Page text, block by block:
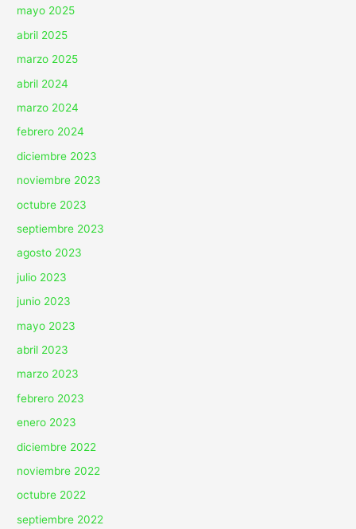
mayo 2025
abril 2025
marzo 2025
abril 2024
marzo 2024
febrero 2024
diciembre 2023
noviembre 2023
octubre 2023
septiembre 2023
agosto 2023
julio 2023
junio 2023
mayo 2023
abril 2023
marzo 2023
febrero 2023
enero 2023
diciembre 2022
noviembre 2022
octubre 2022
septiembre 2022